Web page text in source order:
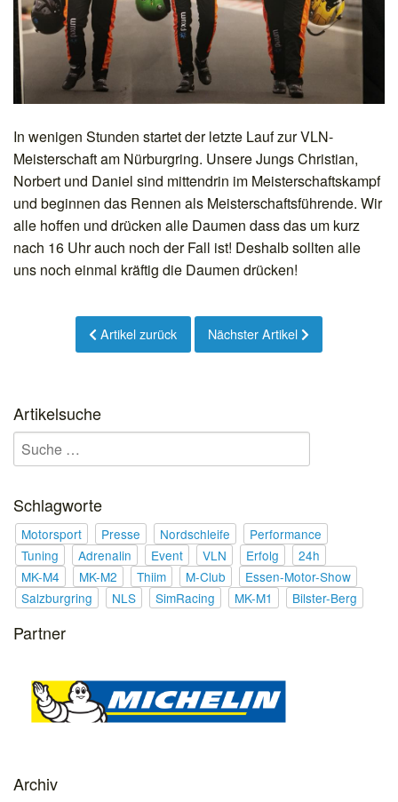
In wenigen Stunden startet der letzte Lauf zur VLN-
Meisterschaft am Nürburgring. Unsere Jungs Christian,
Norbert und Daniel sind mittendrin im Meisterschaftskampf
und beginnen das Rennen als Meisterschaftsführende. Wir
alle hoffen und drücken alle Daumen dass das um kurz
nach 16 Uhr auch noch der Fall ist! Deshalb sollten alle
uns noch einmal kräftig die Daumen drücken!
Artikel zurück Nächster Artikel
Artikelsuche
Schlagworte
Motorsport Presse Nordschleife
Performance
Tuning
Adrenalin Event VLN Erfolg
24h
MK-M4
MK-M2 Thiim M-Club
Essen-Motor-Show
Salzburgring
NLS SimRacing MK-M1 Bilster-Berg
Partner
Archiv